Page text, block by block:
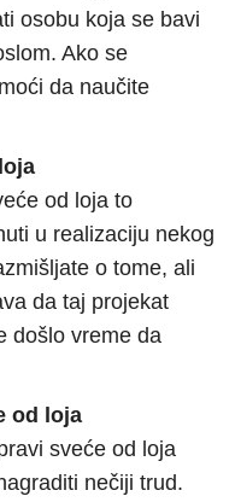
osobu koja se bavi
Ako se
da naučite
od loja to
u realizaciju nekog
o tome, ali
da taj projekat
došlo vreme da
od loja
sveće od loja
nečiji trud.